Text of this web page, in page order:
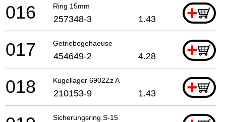
Ring 15mm +
016 257348-3 1.43
Getriebegehaeuse +
017 454649-2 4.28
Kugellager 6902Zz A +
018 210153-9 1.43
Sicherungsring S-15